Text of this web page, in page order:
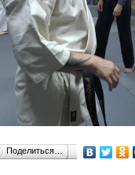
Поделиться…